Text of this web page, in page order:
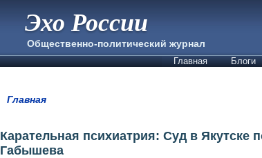
Эхо России
Общественно-политический журнал
Главная Блоги
Главная
Карательная психиатрия: Суд в Якутске
Габышева